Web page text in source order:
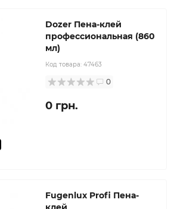
Dozer Пена-клей
профессиональная (860
мл)
Код товара: 47463
0
0 грн.
Fugenlux Profi Пена-